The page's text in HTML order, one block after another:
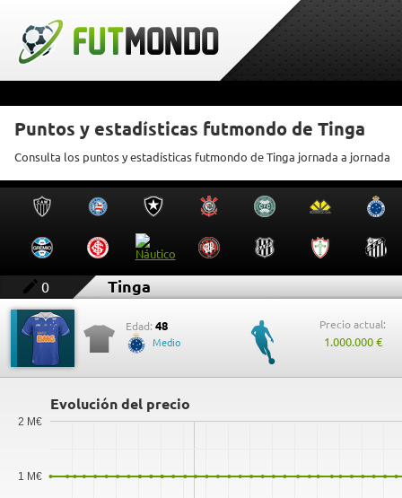
Puntos y estadísticas futmondo de Tinga
Consulta los puntos y estadísticas futmondo de Tinga jornada a jornada
0 Tinga
Edad: 48
Medio
Precio actual:
1.000.000 €
Evolución del precio
1 M€
2 M€